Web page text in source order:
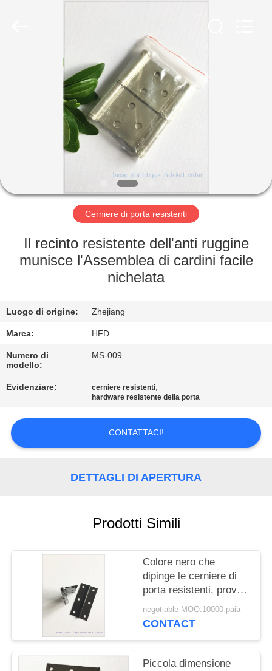
PRODOTTI
CIRCA
NOI
GIRO
DELLA
CONTROLLO
DI
QUALITÀ
CONTATTICI
NOTIZIE
PRIVACY
Cerniere di porta resistenti
Il recinto resistente dell'anti ruggine
munisce l'Assemblea di cardini facile
nichelata
Luogo di origine: Zhejiang
Marca: HFD
Numero di
modello:
MS-009
Evidenziare: cerniere resistenti,
hardware resistente della porta
CONTATTACI!
DETTAGLI DI APERTURA
Prodotti Simili
Colore nero che
dipinge le cerniere di
porta resistenti, prova
durevole dell'acqua
delle cerniere di porta
negotiable MOQ:10000 paia
CONTACT
Piccola dimensione